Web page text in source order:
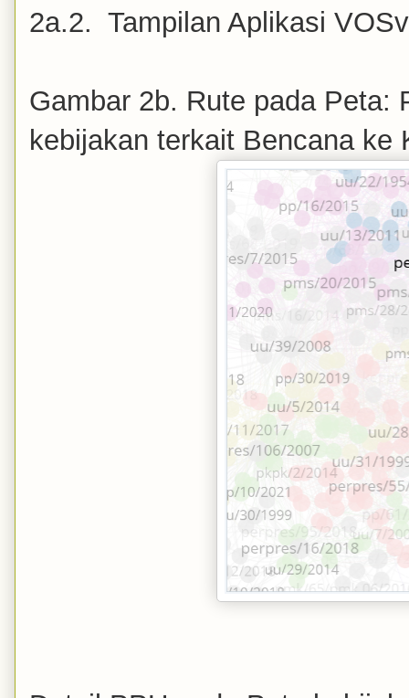
2a.2. Tampilan Aplikasi
Gambar 2b. Rute pada Peta:
kebijakan terkait Bencana ke